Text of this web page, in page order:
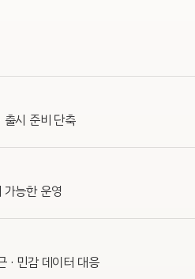
출시 준비 단축
가능한 운영
· 민감 데이터 대응